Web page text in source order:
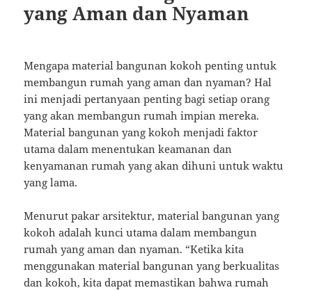
yang Aman dan Nyaman
Mengapa material bangunan kokoh penting untuk
membangun rumah yang aman dan nyaman? Hal
ini menjadi pertanyaan penting bagi setiap orang
yang akan membangun rumah impian mereka.
Material bangunan yang kokoh menjadi faktor
utama dalam menentukan keamanan dan
kenyamanan rumah yang akan dihuni untuk waktu
yang lama.
Menurut pakar arsitektur, material bangunan yang
kokoh adalah kunci utama dalam membangun
rumah yang aman dan nyaman. “Ketika kita
menggunakan material bangunan yang berkualitas
dan kokoh, kita dapat memastikan bahwa rumah